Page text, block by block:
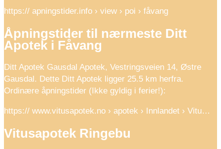
https:// apningstider.info › view › poi › fåvang
Åpningstider til nærmeste Ditt
Apotek i Fåvang
Ditt Apotek Gausdal Apotek, Vestringsveien 14, Østre
Gausdal. Dette Ditt Apotek ligger 25.5 km herfra.
Ordinære åpningstider (Ikke gyldig i ferier!):
https:// www.vitusapotek.no › apotek › Innlandet › Vitu…
Vitusapotek Ringebu